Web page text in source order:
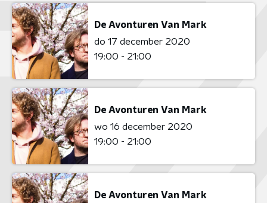
De Avonturen Van Mark
do 17 december 2020
19:00 - 21:00
De Avonturen Van Mark
wo 16 december 2020
19:00 - 21:00
De Avonturen Van Mark